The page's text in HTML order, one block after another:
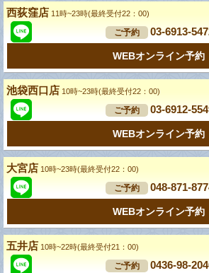
西荻窪店 11時~23時(最終受付22：00)
ご予約 03-6913-
WEBオンライン予約
池袋西口店 10時~23時(最終受付22：00)
ご予約 03-6912-
WEBオンライン予約
大宮店 10時~23時(最終受付22：00)
ご予約 048-871-
WEBオンライン予約
五井店 10時~22時(最終受付21：00)
ご予約 0436-98-